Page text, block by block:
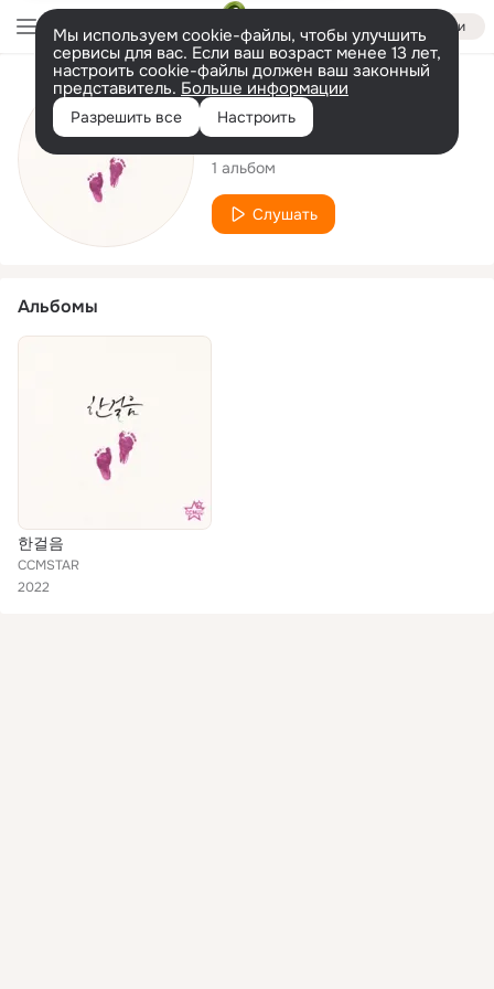
Войти
Мы используем cookie-файлы, чтобы улучшить
сервисы для вас. Если ваш возраст менее 13 лет,
настроить cookie-файлы должен ваш законный
представитель. Больше информации
Разрешить все Настроить
Исполнитель
CCMSTAR
1 альбом
Слушать
Альбомы
한걸음
CCMSTAR
2022